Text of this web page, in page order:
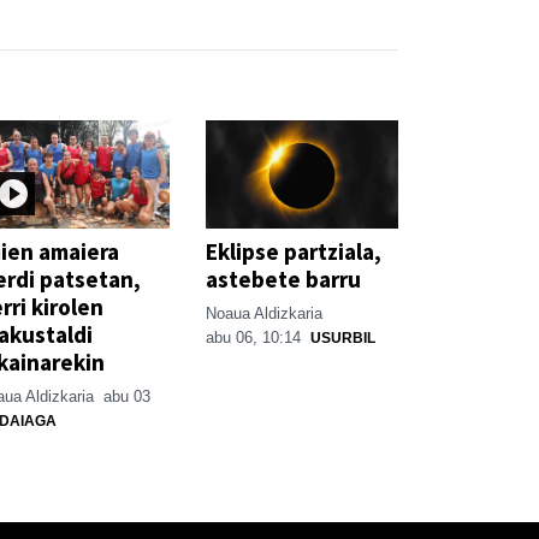
amaiera
patsetan,
kirolen
Aldizkaria abu 03
Eklipse partziala,
astebete barru
Noaua Aldizkaria
abu 06, 10:14 USURBIL